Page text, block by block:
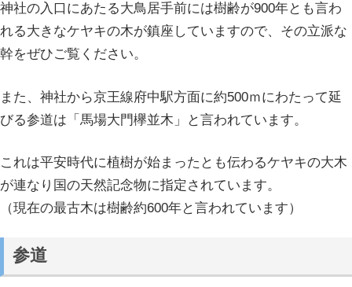
神社の入口にあたる大鳥居手前には樹齢が900年とも言わ
れる大きなケヤキの木が鎮座していますので、その立派な
幹をぜひご覧ください。
また、神社から京王線府中駅方面に約500ｍにわたって延
びる参道は「馬場大門欅並木」と言われています。
これは平安時代に植樹が始まったとも伝わるケヤキの大木
が連なり国の天然記念物に指定されています。
（現在の最古木は樹齢約600年と言われています）
参道